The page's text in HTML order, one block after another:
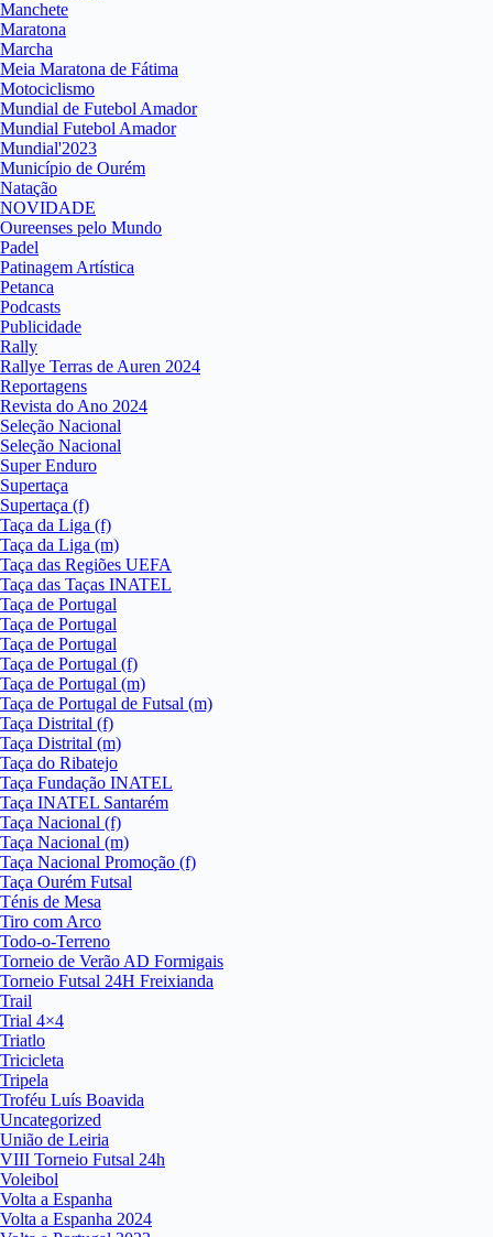
Manchete
Maratona
Marcha
Meia Maratona de Fátima
Motociclismo
Mundial de Futebol Amador
Mundial Futebol Amador
Mundial'2023
Município de Ourém
Natação
NOVIDADE
Oureenses pelo Mundo
Padel
Patinagem Artística
Petanca
Podcasts
Publicidade
Rally
Rallye Terras de Auren 2024
Reportagens
Revista do Ano 2024
Seleção Nacional
Seleção Nacional
Super Enduro
Supertaça
Supertaça (f)
Taça da Liga (f)
Taça da Liga (m)
Taça das Regiões UEFA
Taça das Taças INATEL
Taça de Portugal
Taça de Portugal
Taça de Portugal
Taça de Portugal (f)
Taça de Portugal (m)
Taça de Portugal de Futsal (m)
Taça Distrital (f)
Taça Distrital (m)
Taça do Ribatejo
Taça Fundação INATEL
Taça INATEL Santarém
Taça Nacional (f)
Taça Nacional (m)
Taça Nacional Promoção (f)
Taça Ourém Futsal
Ténis de Mesa
Tiro com Arco
Todo-o-Terreno
Torneio de Verão AD Formigais
Torneio Futsal 24H Freixianda
Trail
Trial 4×4
Triatlo
Tricicleta
Tripela
Troféu Luís Boavida
Uncategorized
União de Leiria
VIII Torneio Futsal 24h
Voleibol
Volta a Espanha
Volta a Espanha 2024